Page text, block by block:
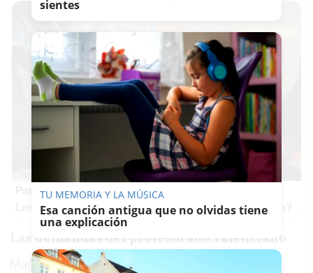
Pasaportes que abren puertas
Los pasaportes más poderosos del mundo, ¿está el tuyo?
Las demandas del profesorado valenciano
Marea Verde subraya que estos recursos son
sientes
TU MEMORIA Y LA MÚSICA
Esa canción antigua que no olvidas tiene
una explicación